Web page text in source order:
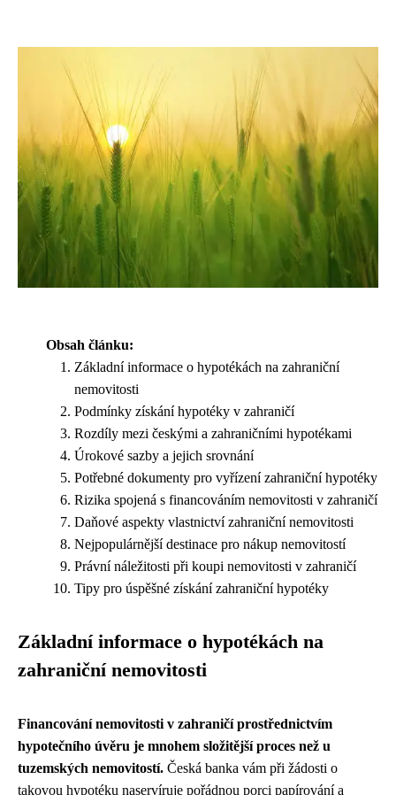
Obsah článku:
Základní informace o hypotékách na zahraniční
nemovitosti
Podmínky získání hypotéky v zahraničí
Rozdíly mezi českými a zahraničními hypotékami
Úrokové sazby a jejich srovnání
Potřebné dokumenty pro vyřízení zahraniční hypotéky
Rizika spojená s financováním nemovitosti v zahraničí
Daňové aspekty vlastnictví zahraniční nemovitosti
Nejpopulárnější destinace pro nákup nemovitostí
Právní náležitosti při koupi nemovitosti v zahraničí
Tipy pro úspěšné získání zahraniční hypotéky
Základní informace o hypotékách na
zahraniční nemovitosti
Financování nemovitosti v zahraničí prostřednictvím
hypotečního úvěru je mnohem složitější proces než u
tuzemských nemovitostí. Česká banka vám při žádosti o
takovou hypotéku naservíruje pořádnou porci papírování a